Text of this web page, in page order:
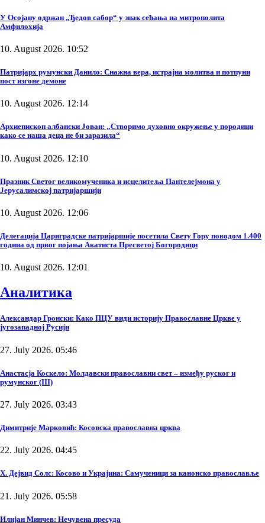
У Осојану одржан „Ђедов сабор“ у знак сећања на митрополита
Амфилохија
10. August 2026. 10:52
Патријарх румунски Данило: Снажна вера, истрајна молитва и потпуни
пост изгоне демоне
10. August 2026. 12:14
Архиепископ албански Јован: „Створимо духовно окружење у породици
како се наша деца не би заразила“
10. August 2026. 12:10
Празник Светог великомученика и исцелитеља Пантелејмона у
Јерусалимској патријаршији
10. August 2026. 12:06
Делегација Цариградске патријаршије посетила Свету Гору поводом 1.400
година од првог појања Акатиста Пресветој Богородици
10. August 2026. 12:01
Аналитика
Александар Гронски: Како ПЦУ види историју Православне Цркве у
југозападној Русији
27. July 2026. 05:46
Анастасја Коскело: Молдавски православни свет – између руског и
румунског (III)
27. July 2026. 03:43
Димитрије Марковић: Косовска православна црква
22. July 2026. 04:45
Х. Дејвид Солс: Косово и Украјина: Самученици за канонско православље
21. July 2026. 05:58
Илијан Минчев: Нечувена пресуда